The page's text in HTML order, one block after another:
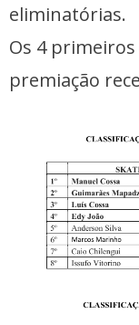
eliminatórias.
Os 4
premiação